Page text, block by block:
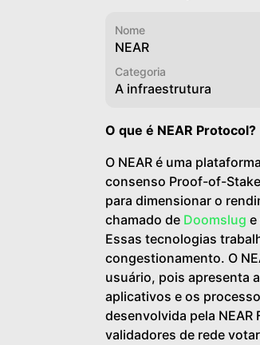
Nome
NEAR
Categoria
A infraestrutura
O que é NEAR Protocol?
O NEAR é uma
consenso Proof-of-
para dimensionar o
chamado de Doomslug e
Essas tecnologias
congestionamento. O
usuário, pois apresenta
aplicativos e os
desenvolvida pela
validadores de rede